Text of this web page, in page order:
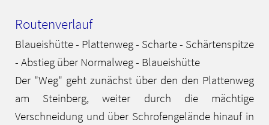
Routenverlauf
Blaueishütte - Plattenweg - Scharte - Schärtenspitze
- Abstieg über Normalweg - Blaueishütte
Der "Weg" geht zunächst über den den Plattenweg
am Steinberg, weiter durch die mächtige
Verschneidung und über Schrofengelände hinauf in